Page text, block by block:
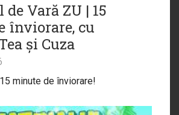
Vară ZU | 15
înviorare, cu
și Cuza
minute de înviorare!